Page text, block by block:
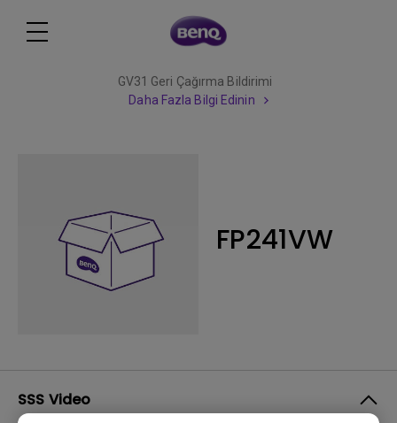
GV31 Geri Çağırma Bildirimi
Daha Fazla Bilgi Edinin
FP241VW
SSS Video